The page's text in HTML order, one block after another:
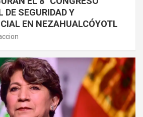
SEGURIDAD Y
EN NEZAHUALCÓYOTL